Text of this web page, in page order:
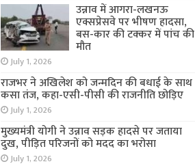
उन्नाव में आगरा-लखनऊ
एक्सप्रेसवे पर भीषण हादसा,
बस-कार की टक्कर में पांच की
मौत
July 1, 2026
राजभर ने अखिलेश को जन्मदिन की बधाई के साथ
कसा तंज, कहा-एसी-पीसी की राजनीति छोड़िए
July 1, 2026
मुख्यमंत्री योगी ने उन्नाव सड़क हादसे पर जताया
दुख, पीड़ित परिजनों को मदद का भरोसा
July 1, 2026